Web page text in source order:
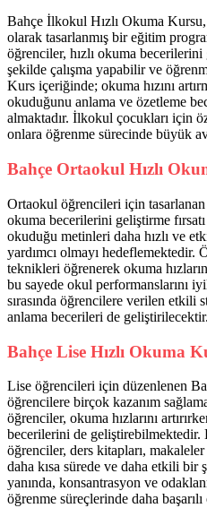
Bahçe İlkokul Hızlı Okuma
olarak tasarlanmış bir eğitim
öğrenciler, hızlı okuma
şekilde çalışma yapabilir ve
Kurs içeriğinde; okuma hızını
okuduğunu anlama ve özetleme
almaktadır. İlkokul çocukları için
onlara öğrenme sürecinde büyük
Bahçe Ortaokul Hızlı
Ortaokul öğrencileri için tasarlanan
okuma becerilerini geliştirme
okuduğu metinleri daha hızlı ve
yardımcı olmayı hedeflemektedir.
teknikleri öğrenerek okuma
bu sayede okul performanslarını
sırasında öğrencilere verilen etkili
anlama becerileri de geliştirilecektir.
Bahçe Lise Hızlı Okuma
Lise öğrencileri için düzenlenen
öğrencilere birçok kazanım
öğrenciler, okuma hızlarını
becerilerini de geliştirebilmektedir.
öğrenciler, ders kitapları,
daha kısa sürede ve daha etkili
yanında, konsantrasyon ve
öğrenme süreçlerinde daha başarılı